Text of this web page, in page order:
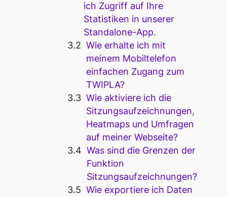
ich Zugriff auf Ihre
Statistiken in unserer
Standalone-App.
Wie erhalte ich mit
meinem Mobiltelefon
einfachen Zugang zum
TWIPLA?
Wie aktiviere ich die
Sitzungsaufzeichnungen,
Heatmaps und Umfragen
auf meiner Webseite?
Was sind die Grenzen der
Funktion
Sitzungsaufzeichnungen?
Wie exportiere ich Daten